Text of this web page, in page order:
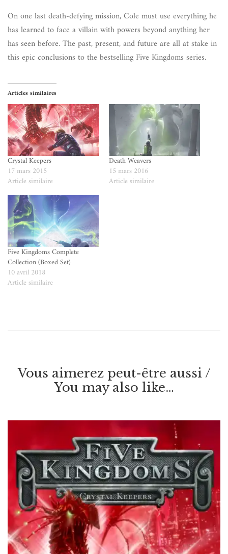
On one last death-defying mission, Cole must use everything he
has learned to face a villain with powers beyond anything her
has seen before. The past, present, and future are all at stake in
this epic conclusions to the bestselling Five Kingdoms series.
Articles similaires
Crystal Keepers
17 mars 2015
Article similaire
Death Weavers
15 mars 2016
Article similaire
Five Kingdoms Complete
Collection (Boxed Set)
10 avril 2018
Article similaire
Vous aimerez peut-être aussi /
You may also like…